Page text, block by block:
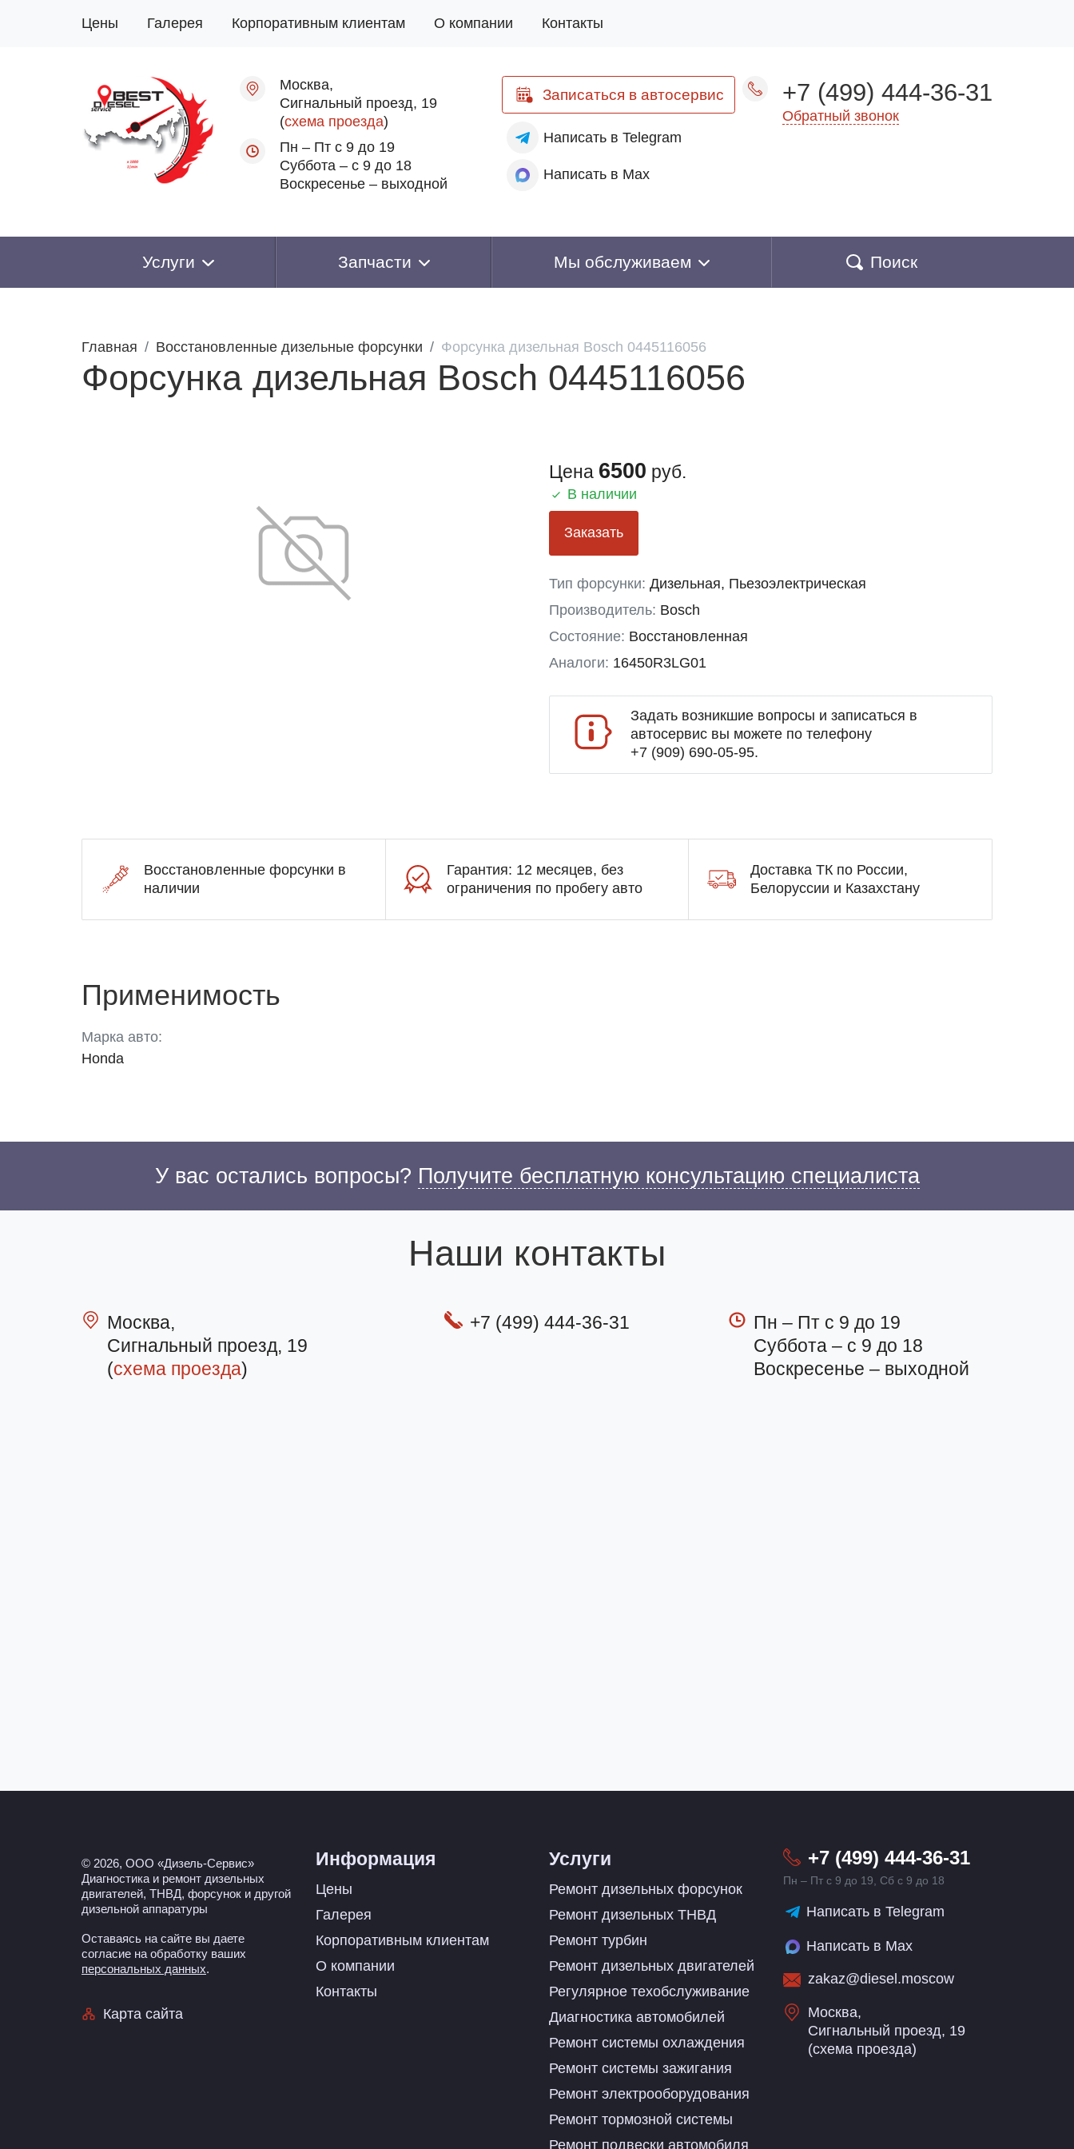
Цены Галерея Корпоративным клиентам О компании Контакты
Москва,
Сигнальный проезд, 19
(схема проезда)
Пн – Пт с 9 до 19
Суббота – с 9 до 18
Воскресенье – выходной
Записаться в автосервис
Написатьв Telegram
Написатьв Max
+7 (499) 444-36-31
Обратный звонок
Услуги Запчасти Мы обслуживаем Поиск
Главная Восстановленные дизельные форсунки Форсунка дизельная Bosch 0445116056
Форсунка дизельная Bosch 0445116056
Цена 6500 руб.
В наличии
Заказать
Тип форсунки: Дизельная, Пьезоэлектрическая
Производитель: Bosch
Состояние: Восстановленная
Аналоги: 16450R3LG01
Задать возникшие вопросы и записаться в
автосервис вы можете по телефону
+7 (909) 690-05-95.
Восстановленные форсунки в
наличии
Гарантия: 12 месяцев, без
ограничения по пробегу авто
Доставка ТК по России,
Белоруссии и Казахстану
Применимость
Марка авто:
Honda
У вас остались вопросы? Получите бесплатную консультацию специалиста
Наши контакты
Москва,
Сигнальный проезд, 19
(схема проезда)
+7 (499) 444-36-31
Пн – Пт с 9 до 19
Суббота – с 9 до 18
Воскресенье – выходной
Информация
Цены
Галерея
Корпоративным клиентам
О компании
Контакты
Услуги
Ремонт дизельных форсунок
Ремонт дизельных ТНВД
Ремонт турбин
Ремонт дизельных двигателей
Регулярное техобслуживание
Диагностика автомобилей
Ремонт системы охлаждения
Ремонт системы зажигания
Ремонт электрооборудования
Ремонт тормозной системы
Ремонт подвески автомобиля
+7 (499) 444-36-31
Пн – Пт с 9 до 19, Сб с 9 до 18
Написать в Telegram
Написать в Max
zakaz@diesel.moscow
Москва,
Сигнальный проезд, 19
(схема проезда)
© 2026, ООО «Дизель-Сервис»
Диагностика и ремонт дизельных
двигателей, ТНВД, форсунок и другой
дизельной аппаратуры
Оставаясь на сайте вы даете
согласие на обработку ваших
персональных данных.
Карта сайта